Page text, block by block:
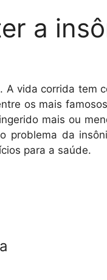
a
A vida corrida tem
os mais
mais ou
problema da
para a saúde.